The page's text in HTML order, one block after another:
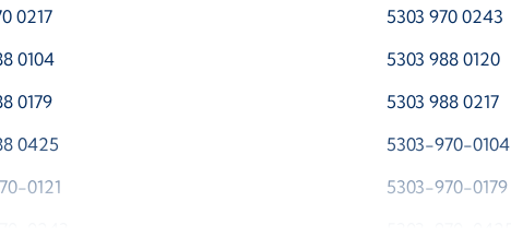
0217
5303 970 0243
0104
5303 988 0120
0179
5303 988 0217
0425
5303-970-0104
0121
5303-970-0179